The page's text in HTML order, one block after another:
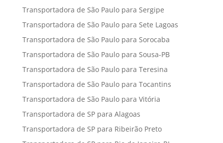
Transportadora de São Paulo para Sergipe
Transportadora de São Paulo para Sete Lagoas
Transportadora de São Paulo para Sorocaba
Transportadora de São Paulo para Sousa-PB
Transportadora de São Paulo para Teresina
Transportadora de São Paulo para Tocantins
Transportadora de São Paulo para Vitória
Transportadora de SP para Alagoas
Transportadora de SP para Ribeirão Preto